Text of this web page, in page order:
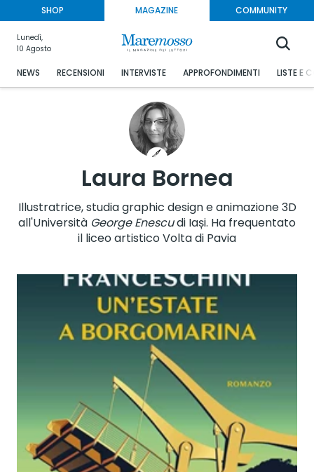
SHOP MAGAZINE COMMUNITY
Lunedì,
10 Agosto
NEWS RECENSIONI INTERVISTE APPROFONDIMENTI LISTE E
Laura Bornea
Illustratrice, studia graphic design e animazione 3D
all'Università George Enescudi Iași. Ha frequentato
il liceo artistico Volta di Pavia